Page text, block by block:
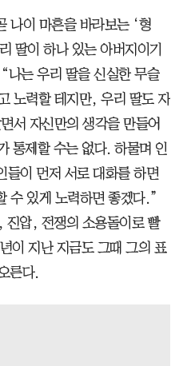
나이 마흔을 바라보는 ‘형
딸이 하나 있는 아버지이기
나는 우리 딸을 신실한 무슬
노력할 테지만, 우리 딸도 자
서 자신만의 생각을 만들어
통제할 수는 없다. 하물며 인
들이 먼저 서로 대화를 하면
수 있게 노력하면 좋겠다.”
진압, 전쟁의 소용돌이로 빨
이 지난 지금도 그때 그의 표
른다.